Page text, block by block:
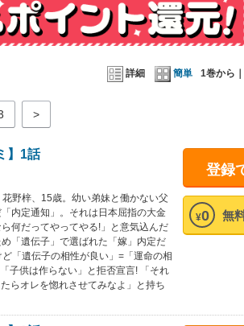
詳細 簡単 1巻から｜
>
登録
無
¥0
】1話
野梓、15歳。幼い弟妹と働かない父
内定通知」。それは日本屈指の大金
何だってやってやる!」と意気込んだ
「遺伝子」で選ばれた「嫁」内定だ
「遺伝子の相性が良い」=「運命の相
子供は作らない」と拒否宣言! 「それ
らオレを惚れさせてみなよ」と持ち